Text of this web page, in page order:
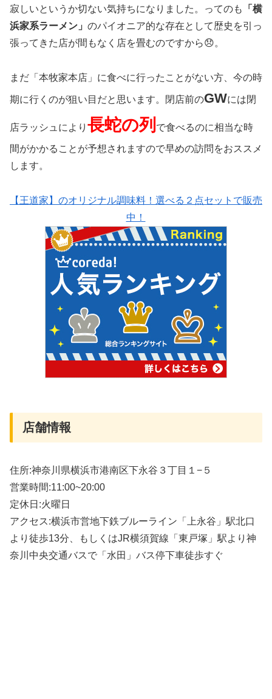
寂しいというか切ない気持ちになりました。ってのも
「横
浜家系ラーメン」 のパイオニア的な存在として歴史を引っ
張ってきた店が間もなく店を畳むのですから😞。
まだ「本牧家本店」に食べに行ったことがない方、今の時
期に行くのが狙い目だと思います。閉店前のGWには閉
店ラッシュにより 長蛇の列 で食べるのに相当な時
間がかかることが予想されますので早めの訪問をおススメ
します。
【王道家】のオリジナル調味料！選べる２点セットで販売
中！
店舗情報
住所:神奈川県横浜市港南区下永谷３丁目１−５
営業時間:11:00~20:00
定休日:火曜日
アクセス:横浜市営地下鉄ブルーライン「上永谷」駅北口
より徒歩13分、もしくはJR横須賀線「東戸塚」駅より神
奈川中央交通バスで「水田」バス停下車徒歩すぐ